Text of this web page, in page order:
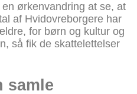
ørkenvandring at se, at
af Hvidovreborgere har
for børn og kultur og
så fik de skattelettelser
samle